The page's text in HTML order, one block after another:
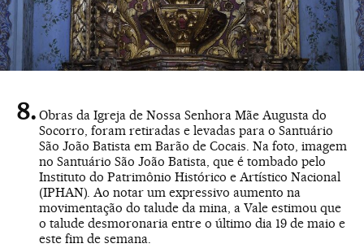
Obras da Igreja de Nossa Senhora Mãe Augusta do
Socorro, foram retiradas e levadas para o Santuário
São João Batista em Barão de Cocais. Na foto, imagem
no Santuário São João Batista, que é tombado pelo
Instituto do Patrimônio Histórico e Artístico Nacional
(IPHAN). Ao notar um expressivo aumento na
movimentação do talude da mina, a Vale estimou que
o talude desmoronaria entre o último dia 19 de maio e
este fim de semana.